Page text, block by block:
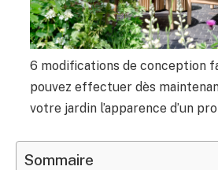
6 modifications de conception
pouvez effectuer dès
votre jardin l’apparence d’un
Sommaire